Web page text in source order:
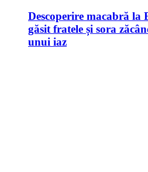
Descoperire macabră la
găsit fratele și sora
unui iaz